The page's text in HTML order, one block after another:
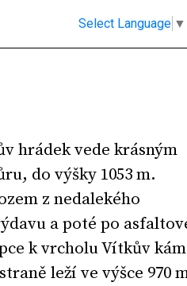
Select Language ▼
hrádek vede krásným
do výšky 1053 m.
z nedalekého
a poté po
k vrcholu Vítkův
leží ve výšce 970